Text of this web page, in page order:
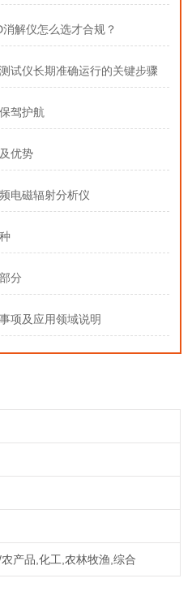
解仪怎么选才合规？
试仪长期准确运行的关键步骤
驾护航
优势
电磁辐射分析仪
分
项及应用领域说明
产品,化工,农林牧渔,综合